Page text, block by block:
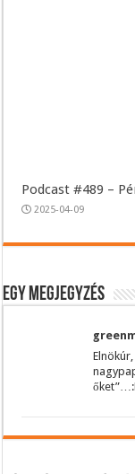
Podcast #489 –
2025-04-09
Egy megjegyzés